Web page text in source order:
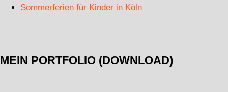
Sommerferien für Kinder in Köln
MEIN PORTFOLIO (DOWNLOAD)